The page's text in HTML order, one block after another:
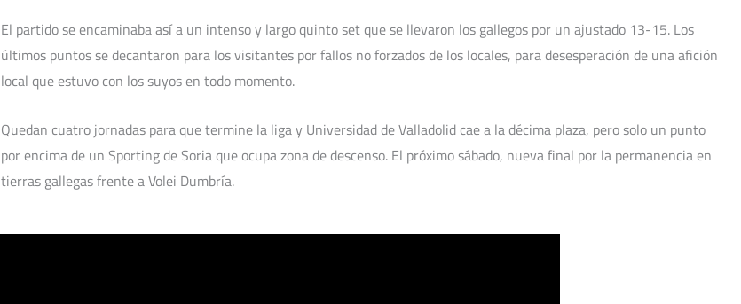
El partido se encaminaba así a un intenso y largo quinto set que se llevaron los gallegos por un ajustado 13-15. Los
últimos puntos se decantaron para los visitantes por fallos no forzados de los locales, para desesperación de una afición
local que estuvo con los suyos en todo momento.
Quedan cuatro jornadas para que termine la liga y Universidad de Valladolid cae a la décima plaza, pero solo un punto
por encima de un Sporting de Soria que ocupa zona de descenso. El próximo sábado, nueva final por la permanencia en
tierras gallegas frente a Volei Dumbría.